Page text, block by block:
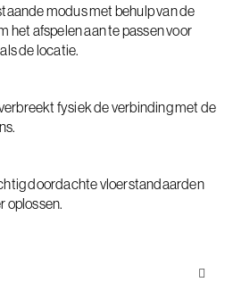
modus met behulp van de
het afspelen aan te passen voor
de locatie.
fysiek de verbinding met de
doordachte vloerstandaarden
oplossen.